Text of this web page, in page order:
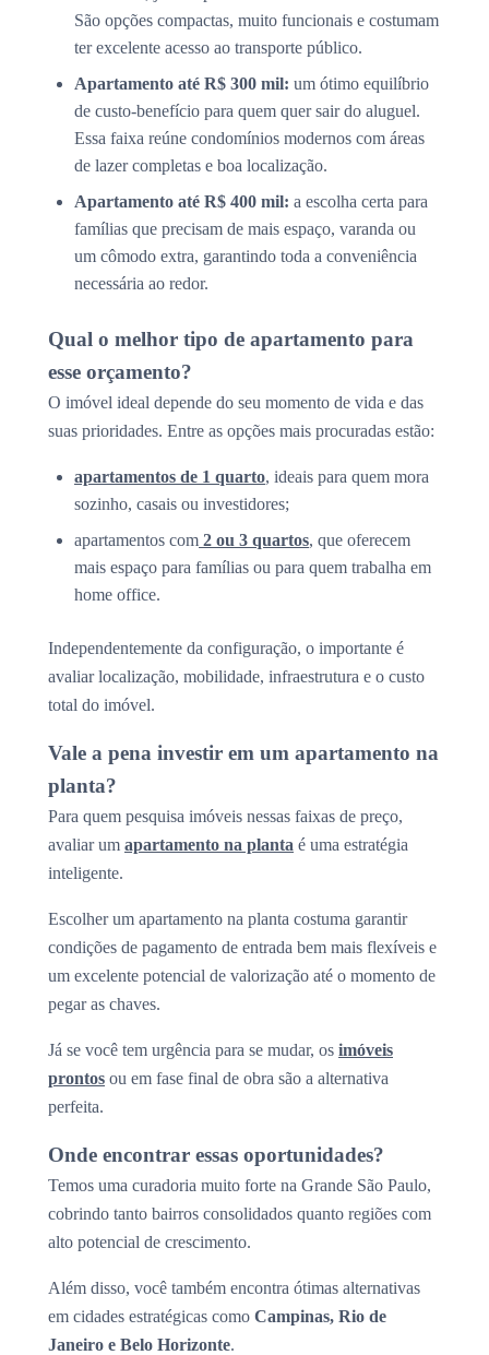
São opções compactas, muito funcionais e costumam
ter excelente acesso ao transporte público.
Apartamento até R$ 300 mil: um ótimo equilíbrio
de custo-benefício para quem quer sair do aluguel.
Essa faixa reúne condomínios modernos com áreas
de lazer completas e boa localização.
Apartamento até R$ 400 mil: a escolha certa para
famílias que precisam de mais espaço, varanda ou
um cômodo extra, garantindo toda a conveniência
necessária ao redor.
Qual o melhor tipo de apartamento para
esse orçamento?
O imóvel ideal depende do seu momento de vida e das
suas prioridades. Entre as opções mais procuradas estão:
apartamentos de 1 quarto, ideais para quem mora
sozinho, casais ou investidores;
apartamentos com 2 ou 3 quartos, que oferecem
mais espaço para famílias ou para quem trabalha em
home office.
Independentemente da configuração, o importante é
avaliar localização, mobilidade, infraestrutura e o custo
total do imóvel.
Vale a pena investir em um apartamento na
planta?
Para quem pesquisa imóveis nessas faixas de preço,
avaliar um apartamento na planta é uma estratégia
inteligente.
Escolher um apartamento na planta costuma garantir
condições de pagamento de entrada bem mais flexíveis e
um excelente potencial de valorização até o momento de
pegar as chaves.
Já se você tem urgência para se mudar, os imóveis
prontos ou em fase final de obra são a alternativa
perfeita.
Onde encontrar essas oportunidades?
Temos uma curadoria muito forte na Grande São Paulo,
cobrindo tanto bairros consolidados quanto regiões com
alto potencial de crescimento.
Além disso, você também encontra ótimas alternativas
em cidades estratégicas como Campinas, Rio de
Janeiro e Belo Horizonte.